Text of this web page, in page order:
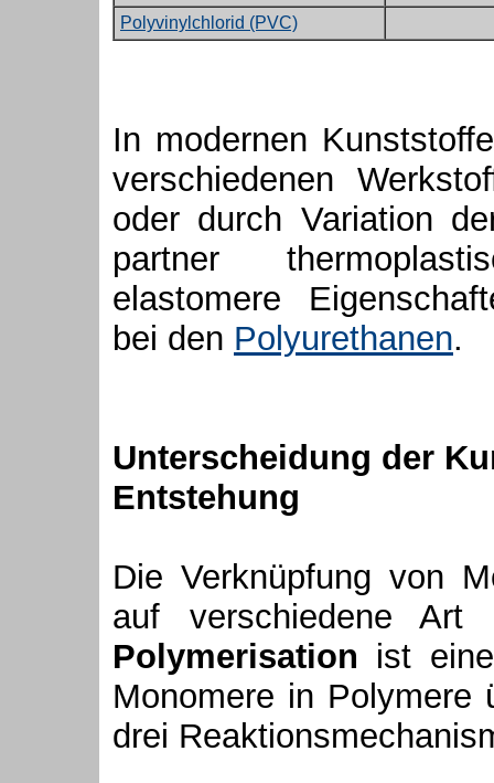
Polyvinylchlorid (PVC)
In modernen
verschiedenen
oder durch Variation
partner
elastomere
bei den Polyurethanen.
Unterscheidung der
Entstehung
Die Verknüpfung von
auf verschiedene Art
Polymerisation ist
Monomere in Polymere
drei